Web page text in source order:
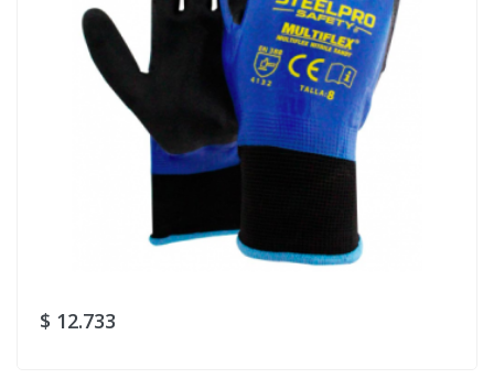
$ 12.733